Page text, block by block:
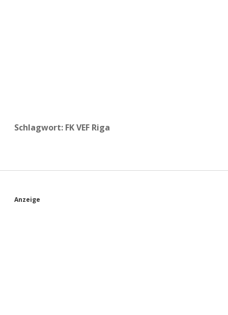
Schlagwort: FK VEF Riga
S
Anzeige